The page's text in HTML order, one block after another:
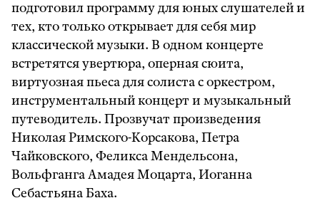
подготовил программу для юных слушателей и
тех, кто только открывает для себя мир
классической музыки. В одном концерте
встретятся увертюра, оперная сюита,
виртуозная пьеса для солиста с оркестром,
инструментальный концерт и музыкальный
путеводитель. Прозвучат произведения
Николая Римского-Корсакова, Петра
Чайковского, Феликса Мендельсона,
Вольфганга Амадея Моцарта, Иоганна
Себастьяна Баха.